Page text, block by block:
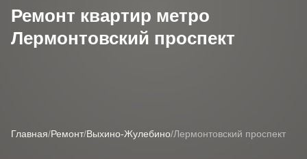
Ремонт квартир метро
Лермонтовский проспект
Главная/Ремонт/Выхино-Жулебино/Лермонтовский проспект